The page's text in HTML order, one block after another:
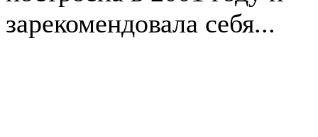
зарекомендовала себя...